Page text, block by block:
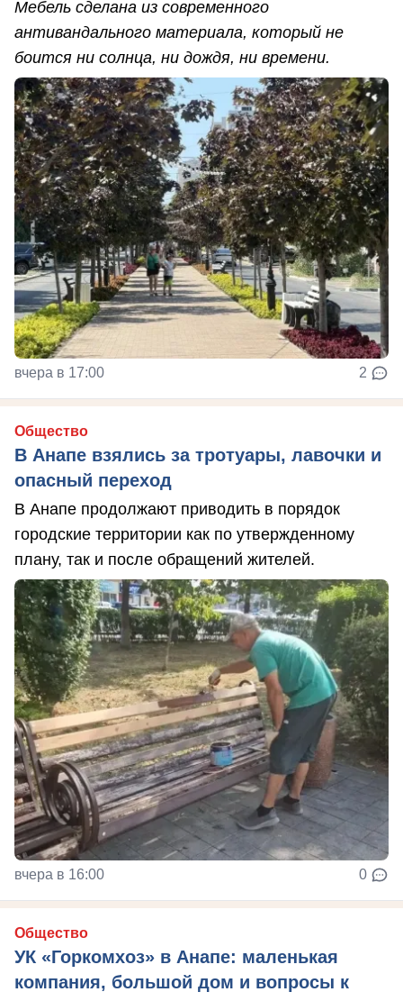
Мебель сделана из современного
антивандального материала, который не
боится ни солнца, ни дождя, ни времени.
вчера в 17:00 2
Общество
В Анапе взялись за тротуары, лавочки и
опасный переход
В Анапе продолжают приводить в порядок
городские территории как по утвержденному
плану, так и после обращений жителей.
вчера в 16:00 0
Общество
УК «Горкомхоз» в Анапе: маленькая
компания, большой дом и вопросы к